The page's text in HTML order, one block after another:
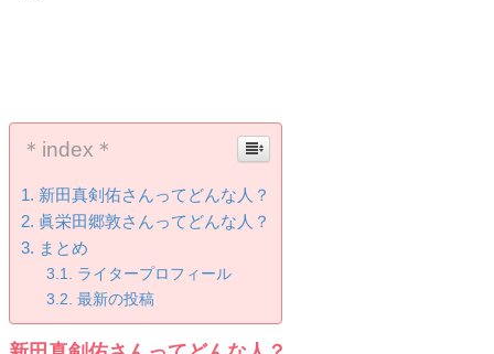
＊index＊
新田真剣佑さんってどんな人？
眞栄田郷敦さんってどんな人？
まとめ
ライタープロフィール
最新の投稿